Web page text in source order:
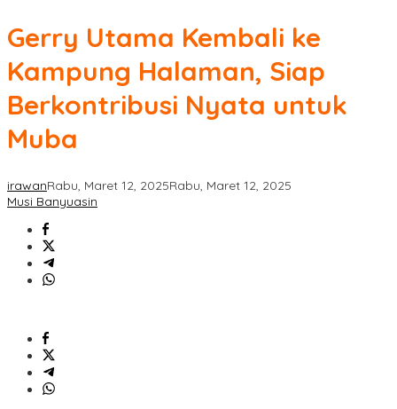
Gerry Utama Kembali ke
Kampung Halaman, Siap
Berkontribusi Nyata untuk
Muba
irawanRabu, Maret 12, 2025Rabu, Maret 12, 2025
Musi Banyuasin